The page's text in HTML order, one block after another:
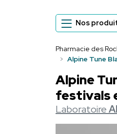
Nos
Pharmacie des
Alpine Tune
Alpine
festivals
Laboratoire